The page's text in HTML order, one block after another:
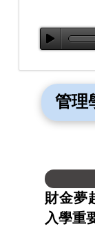
管理
財金夢
入學重